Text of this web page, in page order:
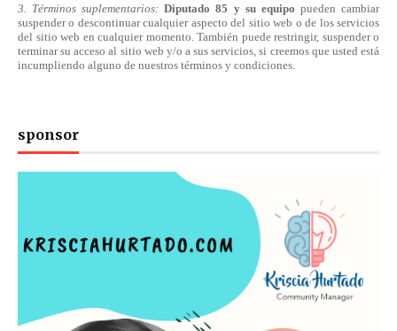
3. Términos suplementarios:Diputado 85 y su equipo pueden cambiar
suspender o descontinuar cualquier aspecto del sitio web o de los servicios
del sitio web en cualquier momento. También puede restringir, suspender o
terminar su acceso al sitio web y/o a sus servicios, si creemos que usted está
incumpliendo alguno de nuestros términos y condiciones.
sponsor